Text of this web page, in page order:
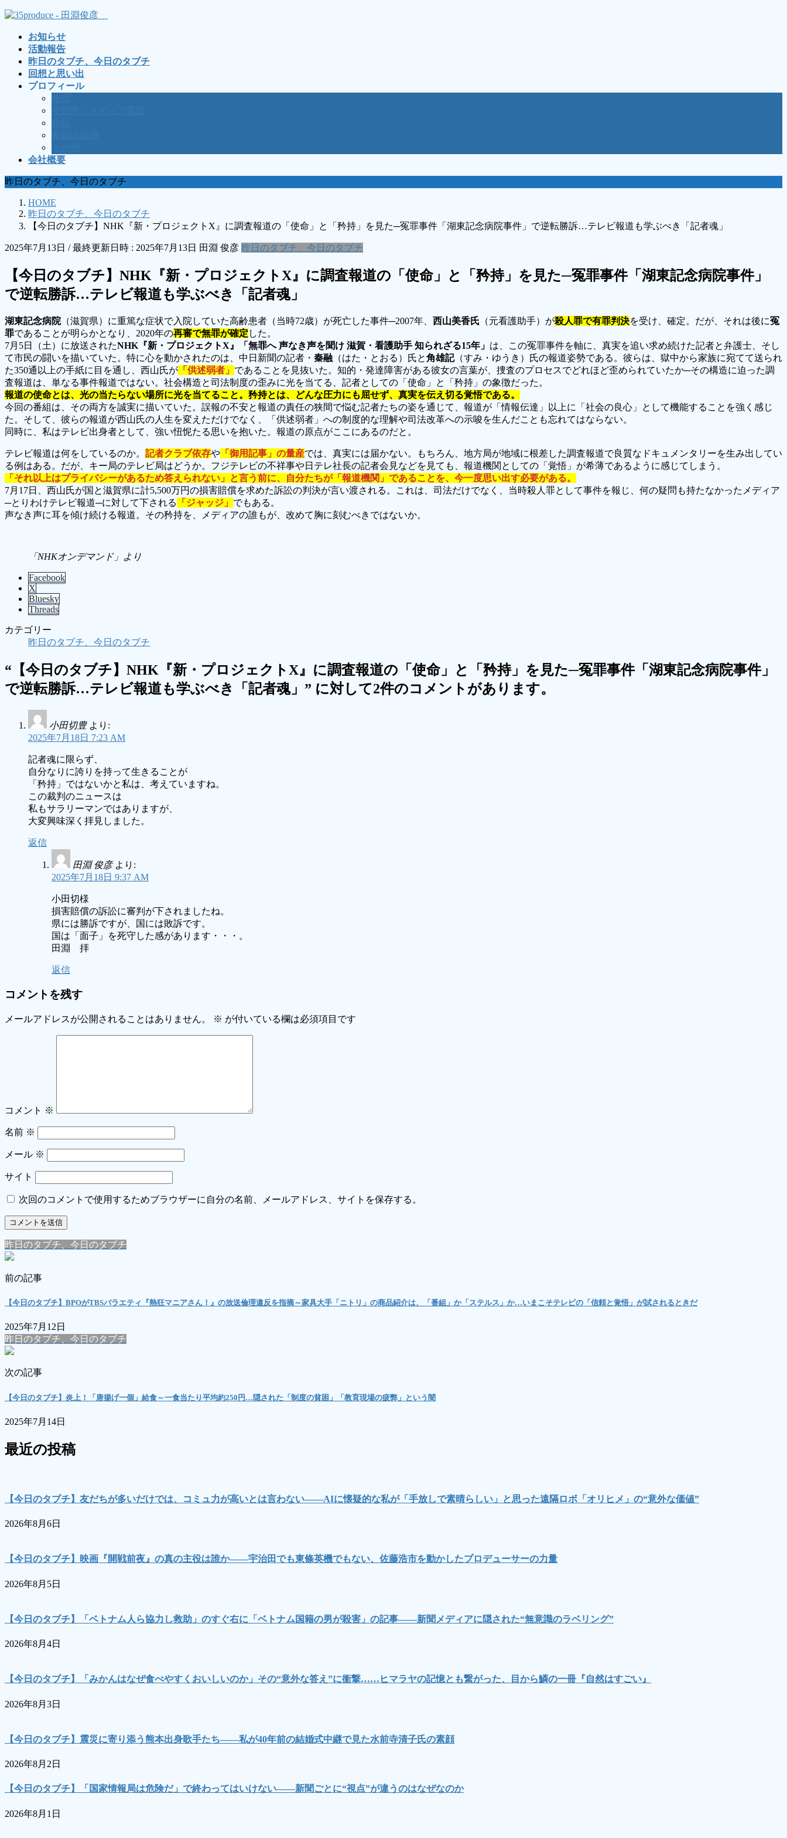
コ
ナ
お知らせ
活動報告
昨日のタブチ、今日のタブチ
回想と思い出
プロフィール
会社概要
昨日のタブチ、今日のタブチ
HOME
昨日のタブチ、今日のタブチ
【今日のタブチ】NHK『新・プロジェクトX』に調査報道の「使命」と「矜持」を見た─冤罪事件「湖東記念病院事件」で逆転勝訴…テレビ報道も学ぶべき「記者魂」
2025年7月13日 / 最終更新日時 : 2025年7月13日 田淵 俊彦 昨日のタブチ、今日のタブチ
【今日のタブチ】NHK『新・プロジェクトX』に調査報道の「使命」と「矜持」を見た─冤罪事件「湖東記念病院事件」
で逆転勝訴…テレビ報道も学ぶべき「記者魂」
湖東記念病院（滋賀県）に重篤な症状で入院していた高齢患者（当時72歳）が死亡した事件─2007年、 西山美香氏 （元看護助手）が殺人罪で有罪判決を受け、確定。だが、それは後に冤
罪であることが明らかとなり、2020年の再審で無罪が確定 した。
7月5日（土）に放送されたNHK『新・プロジェクトX』「無罪へ 声なき声を聞け 滋賀・看護助手 知られざる15年」 は、この冤罪事件を軸に、真実を追い求め続けた記者と弁護士、そし
て市民の闘いを描いていた。特に心を動かされたのは、中日新聞の記者・ 秦融 （はた・とおる）氏と角雄記（すみ・ゆうき）氏の報道姿勢である。彼らは、獄中から家族に宛てて送られ
た350通以上の手紙に目を通し、西山氏が 「供述弱者」 であることを見抜いた。知的・発達障害がある彼女の言葉が、捜査のプロセスでどれほど歪められていたか─その構造に迫った調
査報道は、単なる事件報道ではない。社会構造と司法制度の歪みに光を当てる、記者としての「使命」と「矜持」の象徴だった。
報道の使命とは、光の当たらない場所に光を当てること。矜持とは、どんな圧力にも屈せず、真実を伝え切る覚悟である。
今回の番組は、その両方を誠実に描いていた。誤報の不安と報道の責任の狭間で悩む記者たちの姿を通じて、報道が「情報伝達」以上に「社会の良心」として機能することを強く感じ
た。そして、彼らの報道が西山氏の人生を変えただけでなく、「供述弱者」への制度的な理解や司法改革への示唆を生んだことも忘れてはならない。
同時に、私はテレビ出身者として、強い忸怩たる思いを抱いた。報道の原点がここにあるのだと。
テレビ報道は何をしているのか。 記者クラブ依存や 「御用記事」の量産では、真実には届かない。もちろん、地方局が地域に根差した調査報道で良質なドキュメンタリーを生み出してい
る例はある。だが、キー局のテレビ局はどうか。フジテレビの不祥事や日テレ社長の記者会見などを見ても、報道機関としての「覚悟」が希薄であるように感じてしまう。
「それ以上はプライバシーがあるため答えられない」と言う前に、自分たちが「報道機関」であることを、今一度思い出す必要がある。
7月17日、西山氏が国と滋賀県に計5,500万円の損害賠償を求めた訴訟の判決が言い渡される。これは、司法だけでなく、当時殺人罪として事件を報じ、何の疑問も持たなかったメディア
─とりわけテレビ報道─に対して下される
「ジャッジ」 でもある。
声なき声に耳を傾け続ける報道。その矜持を、メディアの誰もが、改めて胸に刻むべきではないか。
「NHKオンデマンド」より
Facebook
X
Bluesky
Threads
カテゴリー
昨日のタブチ、今日のタブチ
“ 【今日のタブチ】NHK『新・プロジェクトX』に調査報道の「使命」と「矜持」を見た─冤罪事件「湖東記念病院事件」
で逆転勝訴…テレビ報道も学ぶべき「記者魂」 ” に対して2件のコメントがあります。
小田切豊 より:
2025年7月18日 7:23 AM
記者魂に限らず、
自分なりに誇りを持って生きることが
「矜持」ではないかと私は、考えていますね。
この裁判のニュースは
私もサラリーマンではありますが、
大変興味深く拝見しました。
返信
田淵 俊彦 より:
2025年7月18日 9:37 AM
小田切様
損害賠償の訴訟に審判が下されましたね。
県には勝訴ですが、国には敗訴です。
国は「面子」を死守した感があります・・・。
田淵 拝
返信
コメントを残す
メールアドレスが公開されることはありません。 ※ が付いている欄は必須項目です
コメント ※
名前 ※
メール ※
サイト
次回のコメントで使用するためブラウザーに自分の名前、メールアドレス、サイトを保存する。
昨日のタブチ、今日のタブチ
前の記事
【今日のタブチ】BPOがTBSバラエティ『熱狂マニアさん！』の放送倫理違反を指摘～家具大手「ニトリ」の商品紹介は、「番組」か「ステルス」か…いまこそテレビの「信頼と覚悟」が試されるときだ
2025年7月12日
昨日のタブチ、今日のタブチ
次の記事
【今日のタブチ】炎上！「唐揚げ一個」給食～一食当たり平均約250円…隠された「制度の貧困」「教育現場の疲弊」という闇
2025年7月14日
最近の投稿
【今日のタブチ】友だちが多いだけでは、コミュ力が高いとは言わない――AIに懐疑的な私が「手放しで素晴らしい」と思った遠隔ロボ「オリヒメ」の“意外な価値”
2026年8月6日
【今日のタブチ】映画『開戦前夜』の真の主役は誰か――宇治田でも東條英機でもない、佐藤浩市を動かしたプロデューサーの力量
2026年8月5日
【今日のタブチ】「ベトナム人ら協力し救助」のすぐ右に「ベトナム国籍の男が殺害」の記事――新聞メディアに隠された“無意識のラベリング”
2026年8月4日
【今日のタブチ】「みかんはなぜ食べやすくおいしいのか」その“意外な答え”に衝撃……ヒマラヤの記憶とも繋がった、目から鱗の一冊『自然はすごい』
2026年8月3日
【今日のタブチ】震災に寄り添う熊本出身歌手たち――私が40年前の結婚式中継で見た水前寺清子氏の素顔
2026年8月2日
【今日のタブチ】「国家情報局は危険だ」で終わってはいけない――新聞ごとに“視点”が違うのはなぜなのか
2026年8月1日